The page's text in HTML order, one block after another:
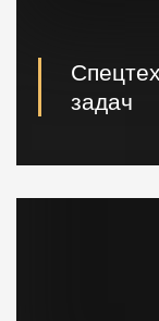
задач